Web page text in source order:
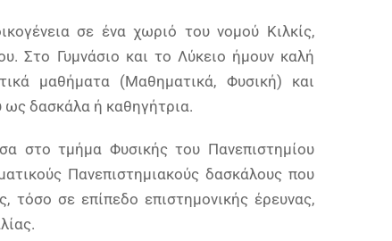
σε ένα χωριό του νομού Κιλκίς,
Στο Γυμνάσιο και το Λύκειο ήμουν καλή
μαθήματα (Μαθηματικά, Φυσική) και
δασκάλα ή καθηγήτρια.
στο τμήμα Φυσικής του Πανεπιστημίου
Πανεπιστημιακούς δασκάλους που
τόσο σε επίπεδο επιστημονικής έρευνας,